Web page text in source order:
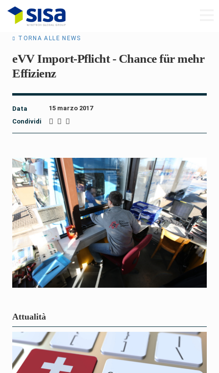
TORNA ALLE NEWS
eVV Import-Pflicht - Chance für mehr
Effizienz
Data
15 marzo 2017
Condividi
Attualità